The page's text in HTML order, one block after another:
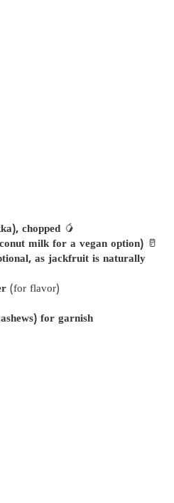
chopped 🥭
milk for a vegan option) 🥛
as jackfruit is naturally
(for flavor)
for garnish